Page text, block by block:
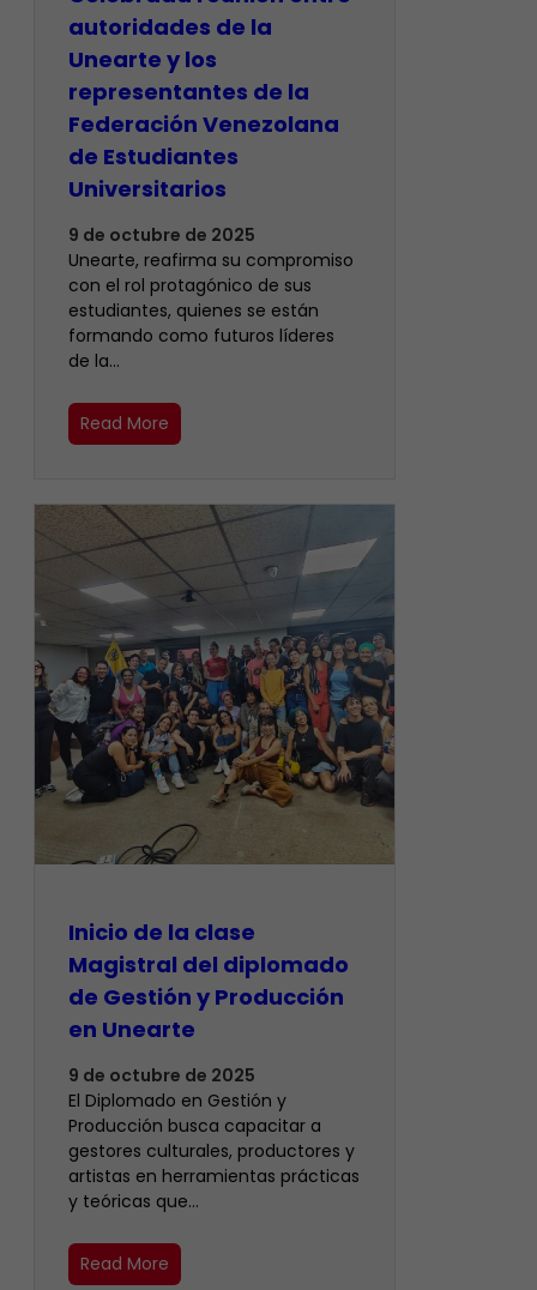
autoridades de la
Unearte y los
representantes de la
Federación Venezolana
de Estudiantes
Universitarios
9 de octubre de 2025
Unearte, reafirma su compromiso
con el rol protagónico de sus
estudiantes, quienes se están
formando como futuros líderes
de la…
Read More
Inicio de la clase
Magistral del diplomado
de Gestión y Producción
en Unearte
9 de octubre de 2025
El Diplomado en Gestión y
Producción busca capacitar a
gestores culturales, productores y
artistas en herramientas prácticas
y teóricas que…
Read More